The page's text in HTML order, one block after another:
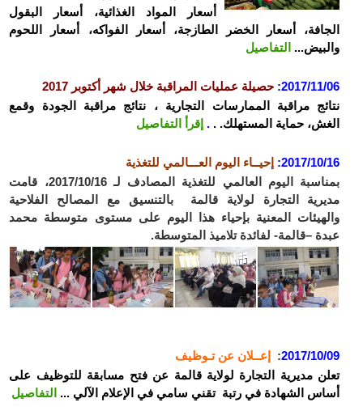
أسعار المواد الغذائية، أسعار البقول
الجافة، أسعار الخضر الطازجة، أسعار الفواكه، أسعار اللحوم
والبيض... التفاصيل
2017/11/06
: حصيلة عمليات المراقبة خلال شهر أكتوبر 2017
نتائج مراقبة الممارسات التجارية ، نتائج مراقبة الجودة وقمع
الغش، حماية المستهلك. . . إقرأ التفاصيل
2017/10/16:
إحيــاء اليوم العـــالمي للتغذية
بمناسبة اليوم العالمي للتغذية المصادف لـ 2017/10/16، قامت
مديرية التجارة لولاية قالمة بالتنسيق مع المصالح الفلاحية
والهيئات المعنية بإحياء هذا اليوم على مستوى متوسطة محمد
عبدة –قالمة- لفائدة تلاميذ المتوسطة.
2017/10/09
:
إعــلان عن تـوظيف
تعلن مديرية التجارة لولاية قالمة عن فتح مسابقة للتوظيف على
أساس الشهادة في رتبة تقني سامي في الإعلام الآلي ... التفاصيل